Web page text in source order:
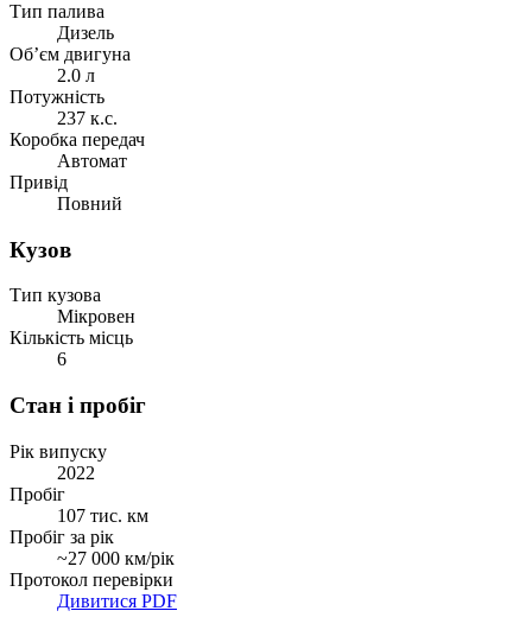
Тип палива
Дизель
Об’єм двигуна
2.0 л
Потужність
237 к.с.
Коробка передач
Автомат
Привід
Повний
Кузов
Тип кузова
Мікровен
Кількість місць
6
Стан і пробіг
Рік випуску
2022
Пробіг
107 тис. км
Пробіг за рік
~27 000 км/рік
Протокол перевірки
Дивитися PDF